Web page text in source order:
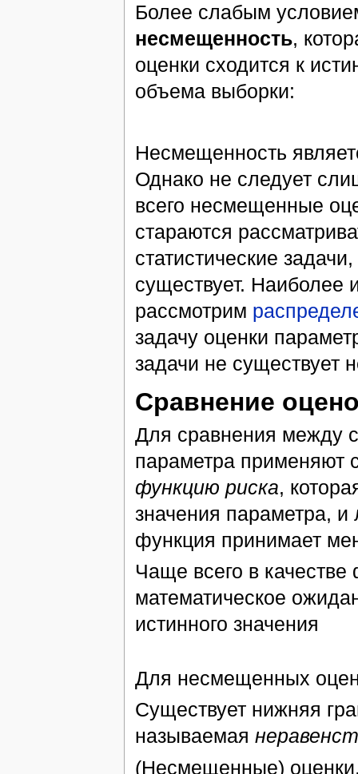
Более слабым
несмещенность,
оценки сходится к
объема выборки:
Несмещенность
Однако не следует
всего несмещенные
стараются
статистические
существует.
рассмотрим
задачу оценки
задачи не существует
Сравнение
Для сравнения между
параметра применяют
функцию риска,
значения параметра, и
функция принимает
Чаще всего в
математическое
истинного значения
Для несмещенных
Существует нижняя
называемая
(Несмещенные) оценки,